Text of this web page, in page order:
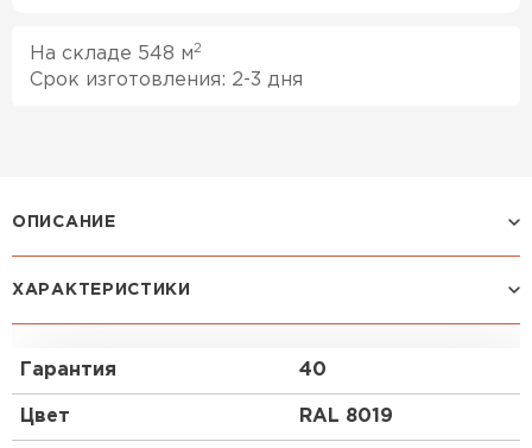
На складе 548 м 2
Срок изготовления: 2-3 дня
ОПИСАНИЕ
Профилированный лист МП-18x1100-A (VikingMP E-
оцинкованной стали с покрытием. Общая толщина
слоем — 0.5 мм.После проката на специальном
ХАРАКТЕРИСТИКИ
Гарантия 40
Цвет RAL 8019